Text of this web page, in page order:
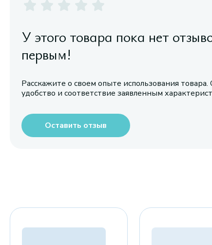
У этого товара пока нет
первым!
Расскажите о своем опыте использования
удобство и соответствие заявленным
Оставить отзыв